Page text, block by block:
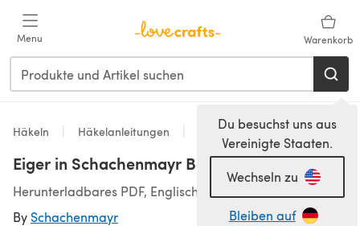
Menu Warenkorb
Du besuchst uns aus
Vereinigte Staaten.
Wechseln zu
Bleiben auf
Häkeln Häkelanleitungen Hats
Eiger in Schachenmayr Boston
Herunterladbares PDF, Englisch
By Schachenmayr